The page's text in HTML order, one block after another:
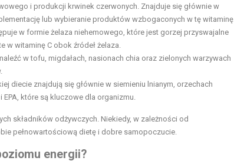
i produkcji krwinek czerwonych. Znajduje się głównie w
lub wybieranie produktów wzbogaconych w tę witaminę.
w formie żelaza niehemowego, które jest gorzej przyswajalne
witaminę C obok źródeł żelaza.
w tofu, migdałach, nasionach chia oraz zielonych warzywach
diecie znajdują się głównie w siemieniu lnianym, orzechach
które są kluczowe dla organizmu.
składników odżywczych. Niekiedy, w zależności od
pełnowartościową dietę i dobre samopoczucie.
energii?